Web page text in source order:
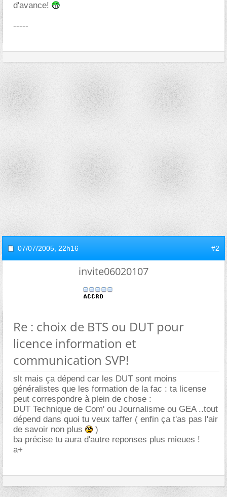
d'avance!
-----
07/07/2005, 22h16 #2
invite06020107
Re : choix de BTS ou DUT pour
licence information et
communication SVP!
slt mais ça dépend car les DUT sont moins
généralistes que les formation de la fac : ta license
peut correspondre à plein de chose :
DUT Technique de Com' ou Journalisme ou GEA ..tout
dépend dans quoi tu veux taffer ( enfin ça t'as pas l'air
de savoir non plus
)
ba précise tu aura d'autre reponses plus mieues !
a+